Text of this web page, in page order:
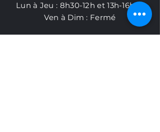
Lun à Jeu : 8h30-12h et 13h-16h30
​Ven à Dim : Fermé